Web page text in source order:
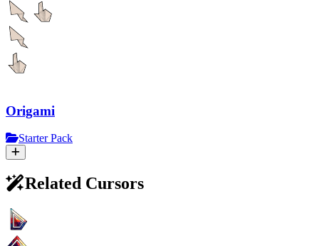
Origami
Starter Pack
Related Cursors